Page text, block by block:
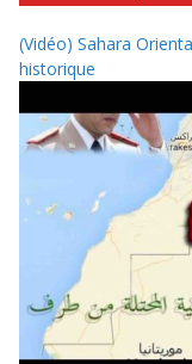
(Vidéo) Sahara
historique